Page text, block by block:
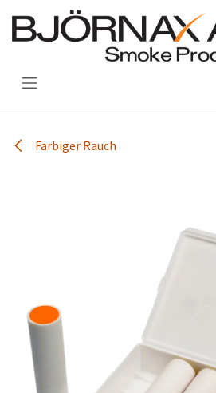
Zum Inhalt springen
Farbiger Rauch